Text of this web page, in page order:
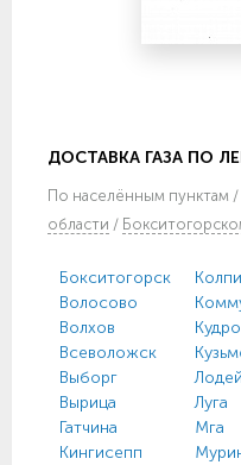
ДОСТАВКА ГАЗА ПО
По населённым пунктам /
области /
Бокситогорск
Волосово
Волхов
Всеволожск
Выборг
Вырица
Гатчина
Кингисепп
Луга
Мга